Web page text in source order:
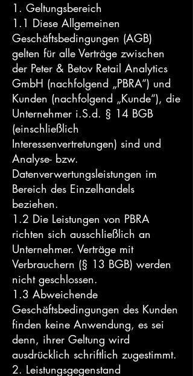
1. Geltungsbereich
1.1 Diese Allgemeinen
Geschäftsbedingungen (AGB)
gelten für alle Verträge zwischen
der Peter & Betov Retail Analytics
GmbH (nachfolgend „PBRA“) und
Kunden (nachfolgend „Kunde“), die
Unternehmer i.S.d. § 14 BGB
(einschließlich
Interessenvertretungen) sind und
Analyse- bzw.
Datenverwertungsleistungen im
Bereich des Einzelhandels
beziehen.
1.2 Die Leistungen von PBRA
richten sich ausschließlich an
Unternehmer. Verträge mit
Verbrauchern (§ 13 BGB) werden
nicht geschlossen.
1.3 Abweichende
Geschäftsbedingungen des Kunden
finden keine Anwendung, es sei
denn, ihrer Geltung wird
ausdrücklich schriftlich zugestimmt.
2. Leistungsgegenstand